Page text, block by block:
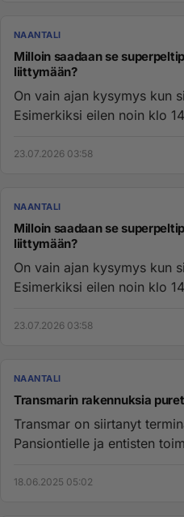
NAANTALI
Milloin saadaan se
liittymään?
On vain ajan kysymys kun
Esimerkiksi eilen noin klo
23.07.2026 03:58
NAANTALI
Milloin saadaan se
liittymään?
On vain ajan kysymys kun
Esimerkiksi eilen noin klo
23.07.2026 03:58
NAANTALI
Transmarin rakennuksia
Transmar on siirtanyt
Pansiontielle ja entisten
18.06.2025 05:02